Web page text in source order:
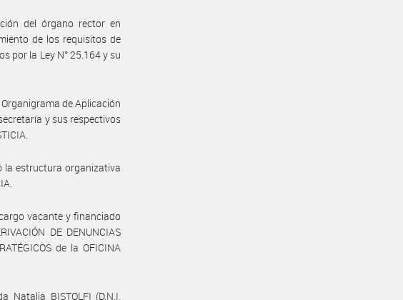
del órgano rector en
de los requisitos de
por la Ley N° 25.164 y su
de Aplicación
y sus respectivos
la estructura organizativa
vacante y financiado
DE DENUNCIAS
de la OFICINA
BISTOLFI (D.N.I.